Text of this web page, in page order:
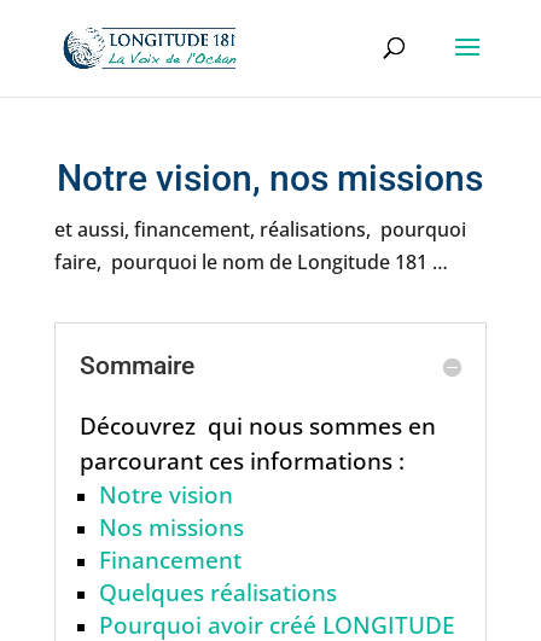
Notre vision, nos missions
et aussi, financement, réalisations, pourquoi
faire, pourquoi le nom de Longitude 181 …
Sommaire
Découvrez qui nous sommes en
parcourant ces informations :
Notre vision
Nos missions
Financement
Quelques réalisations
Pourquoi avoir créé LONGITUDE